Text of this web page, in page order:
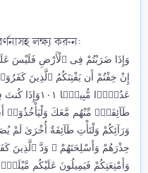
লক্ষ্য করুন:
وَإِذَا ضَرَبْتُمْ فِى ٱلْأَرْضِ فَلَيْسَ
إِنْ خِفْتُمْ أَن يَفْتِنَكُمُ ٱلَّذِينَ
عَدُوًّۭا مُّبِينًۭا
طَآئِفَةٌۭ مِّنْهُم مَّعَكَ وَلْيَأْخُذُوٓا۟
وَرَآئِكُمْ وَلْتَأْتِ طَآئِفَةٌ أُخْرَىٰ
حِذْرَهُمْ وَأَسْلِحَتَهُمْ ۗ وَدَّ ٱلَّذِينَ
وَأَمْتِعَتِكُمْ فَيَمِيلُونَ عَلَيْكُم